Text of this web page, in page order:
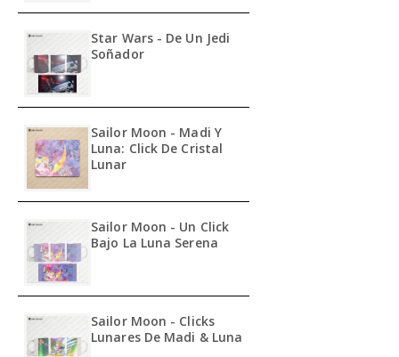
Star Wars - De Un Jedi
Soñador
Sailor Moon - Madi Y
Luna: Click De Cristal
Lunar
Sailor Moon - Un Click
Bajo La Luna Serena
Sailor Moon - Clicks
Lunares De Madi & Luna